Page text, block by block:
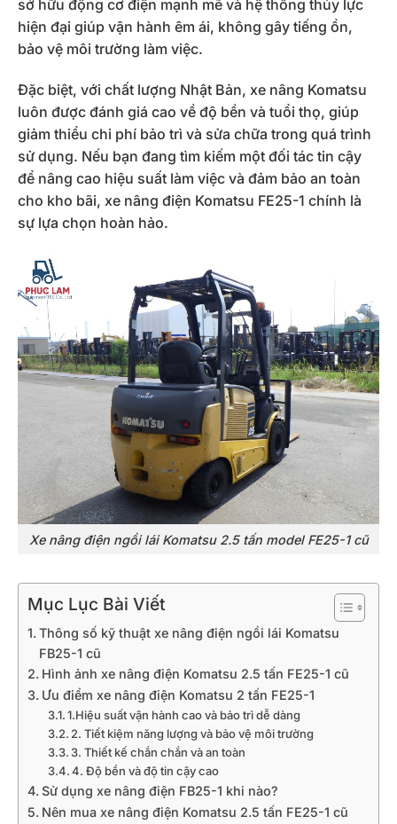
sở hữu động cơ điện mạnh mẽ và hệ thống thủy lực
hiện đại giúp vận hành êm ái, không gây tiếng ồn,
bảo vệ môi trường làm việc.
Đặc biệt, với chất lượng Nhật Bản, xe nâng Komatsu
luôn được đánh giá cao về độ bền và tuổi thọ, giúp
giảm thiểu chi phí bảo trì và sửa chữa trong quá trình
sử dụng. Nếu bạn đang tìm kiếm một đối tác tin cậy
để nâng cao hiệu suất làm việc và đảm bảo an toàn
cho kho bãi, xe nâng điện Komatsu FE25-1 chính là
sự lựa chọn hoàn hảo.
Xe nâng điện ngồi lái Komatsu 2.5 tấn model FE25-1 cũ
Mục Lục Bài Viết
Thông số kỹ thuật xe nâng điện ngồi lái Komatsu
FB25-1 cũ
Hình ảnh xe nâng điện Komatsu 2.5 tấn FE25-1 cũ
Ưu điểm xe nâng điện Komatsu 2 tấn FE25-1
1.Hiệu suất vận hành cao và bảo trì dễ dàng
2. Tiết kiệm năng lượng và bảo vệ môi trường
3. Thiết kế chắn chắn và an toàn
4. Độ bền và độ tin cậy cao
Sử dụng xe nâng điện FB25-1 khi nào?
Nên mua xe nâng điện Komatsu 2.5 tấn FE25-1 cũ